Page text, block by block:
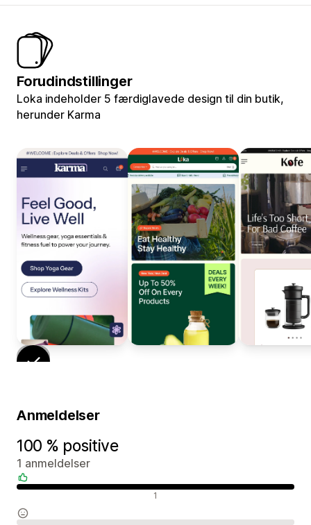
Forudindstillinger
Loka indeholder 5 færdiglavede design til din butik,
herunder Karma
Anmeldelser
100 % positive
1 anmeldelser
1